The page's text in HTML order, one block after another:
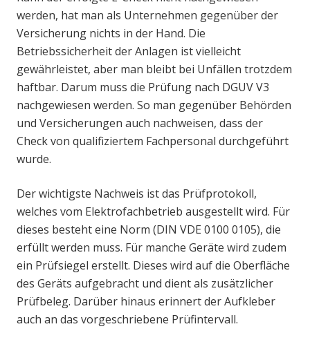
werden, hat man als Unternehmen gegenüber der
Versicherung nichts in der Hand. Die
Betriebssicherheit der Anlagen ist vielleicht
gewährleistet, aber man bleibt bei Unfällen trotzdem
haftbar. Darum muss die Prüfung nach DGUV V3
nachgewiesen werden. So man gegenüber Behörden
und Versicherungen auch nachweisen, dass der
Check von qualifiziertem Fachpersonal durchgeführt
wurde.
Der wichtigste Nachweis ist das Prüfprotokoll,
welches vom Elektrofachbetrieb ausgestellt wird. Für
dieses besteht eine Norm (DIN VDE 0100 0105), die
erfüllt werden muss. Für manche Geräte wird zudem
ein Prüfsiegel erstellt. Dieses wird auf die Oberfläche
des Geräts aufgebracht und dient als zusätzlicher
Prüfbeleg. Darüber hinaus erinnert der Aufkleber
auch an das vorgeschriebene Prüfintervall.